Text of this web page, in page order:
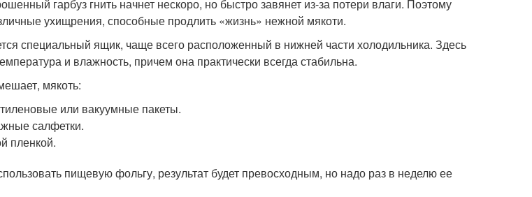
гарбуз гнить начнет нескоро, но быстро завянет из-за потери влаги. Поэтому
ухищрения, способные продлить «жизнь» нежной мякоти.
специальный ящик, чаще всего расположенный в нижней части холодильника. Здесь
и влажность, причем она практически всегда стабильна.
мякоть:
или вакуумные пакеты.
салфетки.
пленкой.
пищевую фольгу, результат будет превосходным, но надо раз в неделю ее